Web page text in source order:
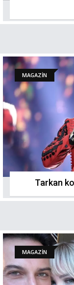
MAGAZİN
Tarkan
MAGAZİN